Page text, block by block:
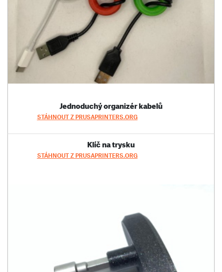
Jednoduchý organizér kabelů
STÁHNOUT Z PRUSAPRINTERS.ORG
Klíč na trysku
STÁHNOUT Z PRUSAPRINTERS.ORG